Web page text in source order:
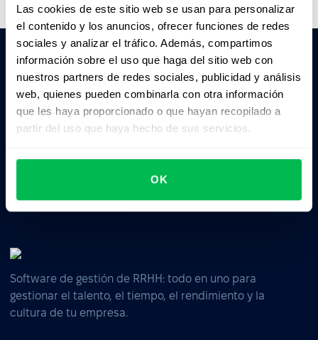
Las cookies de este sitio web se usan para personalizar
el contenido y los anuncios, ofrecer funciones de redes
sociales y analizar el tráfico. Además, compartimos
información sobre el uso que haga del sitio web con
nuestros partners de redes sociales, publicidad y análisis
web, quienes pueden combinarla con otra información
que les haya proporcionado o que hayan recopilado a
partir del uso que haya hecho de sus servicios.
OK
Pedile a la IA un resumen de PeopleForce:
ChatGPT
Claude Perplexity
Software de gestión de RRHH: todo en uno para
gestionar el talento, el tiempo, el rendimiento y la
cultura de tu empresa.